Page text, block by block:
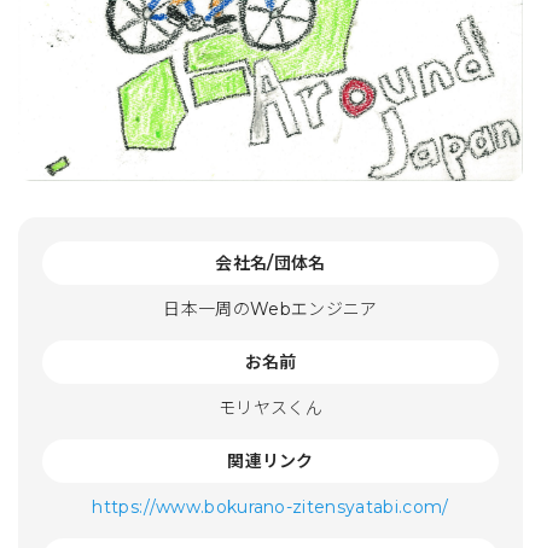
会社名/団体名
日本一周のWebエンジニア
お名前
モリヤスくん
関連リンク
https://www.bokurano-zitensyatabi.com/